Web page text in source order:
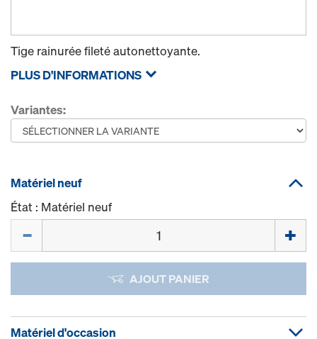
Tige rainurée fileté autonettoyante.
PLUS D'INFORMATIONS
Variantes:
Matériel neuf
État : Matériel neuf
AJOUT PANIER
Matériel d'occasion